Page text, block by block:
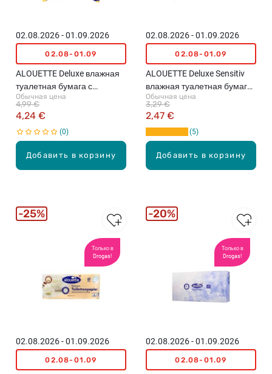
а
л
а
г
я
е
т
6
0
Добавить в корзину
02.08.2026 - 01.09.2026
02.08-01.09
ALOUETTE Deluxe влажная
туалетная бумага с
ромашкой, 100шт.
Обычная цена
4,24 €
4,99 €
0
Добавить в корзину
02.08.2026 - 01.09.2026
02.08-01.09
ALOUETTE Deluxe Sensitiv
влажная туалетная бумага,
50шт.
Обычная цена
2,47 €
3,29 €
5
Только в
Drogas!
02.08.2026 - 01.09.2026
02.08-01.09
25%
Только в
Drogas!
02.08.2026 - 01.09.2026
02.08-01.09
20%